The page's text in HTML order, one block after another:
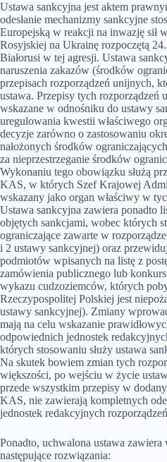
Ustawa sankcyjna jest aktem
odesłanie mechanizmy sankcyjne
Europejską w reakcji na inwazję sił
Rosyjskiej na Ukrainę rozpoczętą
Białorusi w tej agresji. Ustawa
naruszenia zakazów (środków
przepisach rozporządzeń unijnych,
ustawa. Przepisy tych rozporządzeń
wskazane w odnośniku do ustawy
uregulowania kwestii właściwego
decyzje zarówno o zastosowaniu
nałożonych środków
za nieprzestrzeganie środków
Wykonaniu tego obowiązku służą
KAS, w których Szef Krajowej
wskazany jako organ właściwy w
Ustawa sankcyjna zawiera ponadto
objętych sankcjami, wobec których
ograniczające zawarte w
i 2 ustawy sankcyjnej) oraz
podmiotów wpisanych na listę z
zamówienia publicznego lub
wykazu cudzoziemców, których
Rzeczypospolitej Polskiej jest
ustawy sankcyjnej). Zmiany
mają na celu wskazanie
odpowiednich jednostek
których stosowaniu służy ustawa
Na skutek bowiem zmian tych
większości, po wejściu w życie
przede wszystkim przepisy w
KAS, nie zawierają kompletnych
jednostek redakcyjnych
Ponadto, uchwalona ustawa zawiera
następujące rozwiązania: